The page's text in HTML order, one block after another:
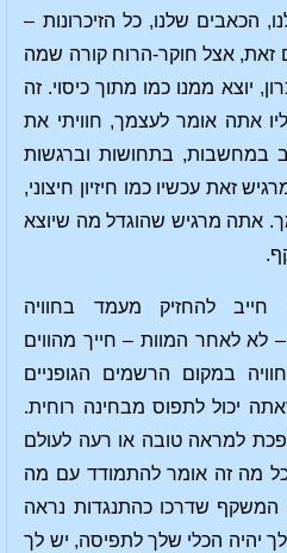
הכאבים שלנו, כל הזיכרונות –
זאת, אצל חוקר-הרוח קורה שמה
יוצא ממנו כמו מתוך כיסוי. זה
אתה אומר לעצמך, חוויתי את
במחשבות, בתחושות וברגשות
זאת עכשיו כמו חיזיון חיצוני,
אתה מרגיש שהוגדל מה שיוצא
להחזיק מעמד בחוויה
לא לאחר המוות – חייך מהווים
במקום הרשמים הגופניים
יכול לתפוס מבחינה רוחית.
למראה טובה או רעה לעולם
מה זה אומר להתמודד עם מה
המשקף שדרכו כהתנגדות נראה
יהיה הכלי שלך לתפיסה, יש לך